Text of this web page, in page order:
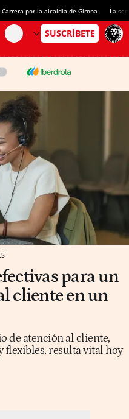
Carrera por la alcaldía de Girona La
para un
cliente en un
de atención al cliente,
flexibles, resulta vital hoy